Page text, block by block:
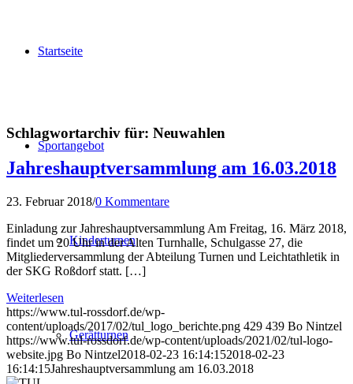
Startseite
Sportangebot
Kinderturnen
Gerätturnen
Schlagwortarchiv für: Neuwahlen
Jahreshauptversammlung am 16.03.2018
23. Februar 2018/0 Kommentare
Einladung zur Jahreshauptversammlung Am Freitag, 16. März 2018,
findet um 20 Uhr in der Alten Turnhalle, Schulgasse 27, die
Mitgliederversammlung der Abteilung Turnen und Leichtathletik in
der SKG Roßdorf statt. […]
Weiterlesen
https://www.tul-rossdorf.de/wp-
content/uploads/2017/02/tul_logo_berichte.png 429 439 Bo Nintzel
https://www.tul-rossdorf.de/wp-content/uploads/2021/02/tul-logo-
website.jpg Bo Nintzel2018-02-23 16:14:152018-02-23
16:14:15Jahreshauptversammlung am 16.03.2018